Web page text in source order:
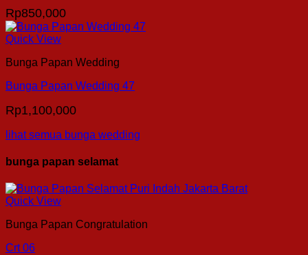
Rp850,000
Quick View
Bunga Papan Wedding
Bunga Papan Wedding 47
Rp1,100,000
lihat semua bunga wedding
bunga papan selamat
Quick View
Bunga Papan Congratulation
Crt 06